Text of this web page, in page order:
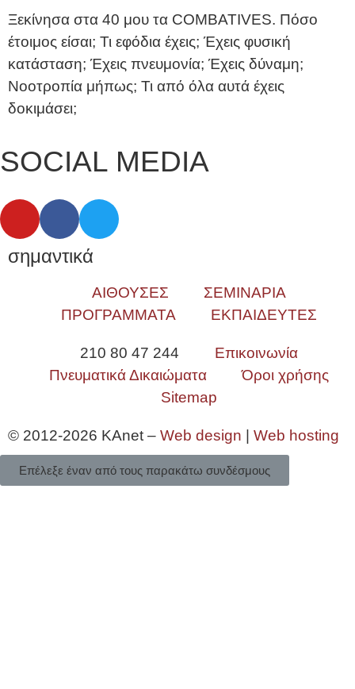
Ξεκίνησα στα 40 μου τα COMBATIVES. Πόσο
έτοιμος είσαι; Τι εφόδια έχεις; Έχεις φυσική
κατάσταση; Έχεις πνευμονία; Έχεις δύναμη;
Νοοτροπία μήπως; Τι από όλα αυτά έχεις
δοκιμάσει;
SOCIAL MEDIA
σημαντικά
ΑΙΘΟΥΣΕΣ
ΣΕΜΙΝΑΡΙΑ
ΠΡΟΓΡΑΜΜΑΤΑ
ΕΚΠΑΙΔΕΥΤΕΣ
210 80 47 244
Επικοινωνία
Πνευματικά Δικαιώματα
Όροι χρήσης
Sitemap
© 2012-2026 KAnet – Web design | Web hosting
Επέλεξε έναν από τους παρακάτω συνδέσμους